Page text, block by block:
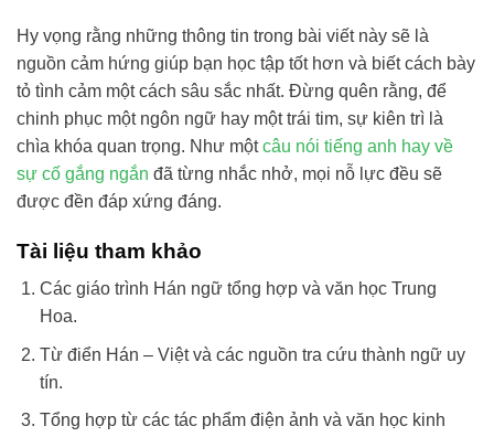
Hy vọng rằng những thông tin trong bài viết này sẽ là
nguồn cảm hứng giúp bạn học tập tốt hơn và biết cách bày
tỏ tình cảm một cách sâu sắc nhất. Đừng quên rằng, để
chinh phục một ngôn ngữ hay một trái tim, sự kiên trì là
chìa khóa quan trọng. Như mộtcâu nói tiếng anh hay về
sự cố gắng ngắn đã từng nhắc nhở, mọi nỗ lực đều sẽ
được đền đáp xứng đáng.
Tài liệu tham khảo
Các giáo trình Hán ngữ tổng hợp và văn học Trung
Hoa.
Từ điển Hán – Việt và các nguồn tra cứu thành ngữ uy
tín.
Tổng hợp từ các tác phẩm điện ảnh và văn học kinh